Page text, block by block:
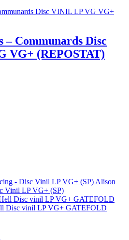
Communards Disc
VINIL LP VG VG+ (REPOSTAT)
Alison
Vinil LP VG+ (SP)
Disc vinil LP VG+ GATEFOLD